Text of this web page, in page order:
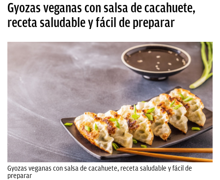
Gyozas veganas con salsa de cacahuete,
receta saludable y fácil de preparar
Gyozas veganas con salsa de cacahuete, receta saludable y fácil de
preparar